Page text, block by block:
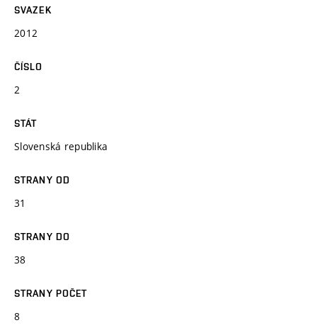
SVAZEK
2012
ČÍSLO
2
STÁT
Slovenská republika
STRANY OD
31
STRANY DO
38
STRANY POČET
8